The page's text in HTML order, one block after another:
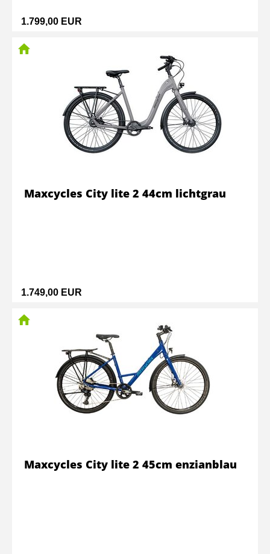
1.799,00 EUR
1.749,00 EUR
Maxcycles City lite 2 44cm lichtgrau
Maxcycles City lite 2 45cm enzianblau